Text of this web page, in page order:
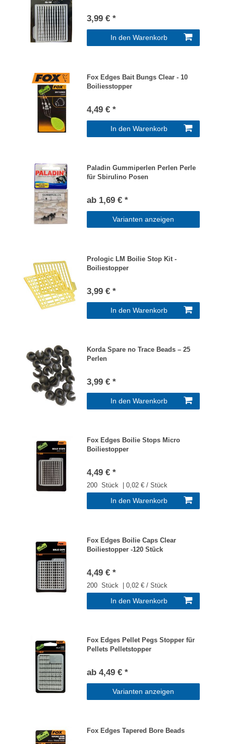
3,99 € *
In den Warenkorb
Fox Edges Bait Bungs Clear - 10
Boiliesstopper
4,49 € *
In den Warenkorb
Paladin Gummiperlen Perlen Perle
für Sbirulino Posen
ab 1,69 € *
Varianten anzeigen
Prologic LM Boilie Stop Kit -
Boiliestopper
3,99 € *
In den Warenkorb
Korda Spare no Trace Beads – 25
Perlen
3,99 € *
In den Warenkorb
Fox Edges Boilie Stops Micro
Boiliestopper
4,49 € *
200 Stück | 0,02 € / Stück
In den Warenkorb
Fox Edges Boilie Caps Clear
Boiliestopper -120 Stück
4,49 € *
200 Stück | 0,02 € / Stück
In den Warenkorb
Fox Edges Pellet Pegs Stopper für
Pellets Pelletstopper
ab 4,49 € *
Varianten anzeigen
Fox Edges Tapered Bore Beads